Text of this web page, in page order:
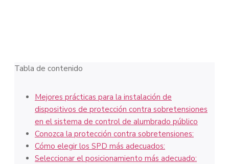
Tabla de contenido
Mejores prácticas para la instalación de
dispositivos de protección contra sobretensiones
en el sistema de control de alumbrado público
Conozca la protección contra sobretensiones:
Cómo elegir los SPD más adecuados:
Seleccionar el posicionamiento más adecuado: